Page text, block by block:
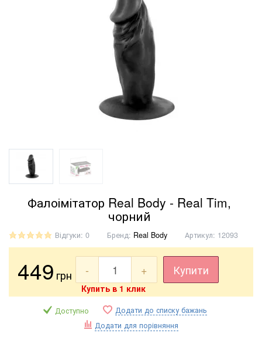
Фалоімітатор Real Body - Real Tim,
чорний
Відгуки: 0 Бренд: Real Body Артикул: 12093
449 грн - + Купити
Купить в 1 клик
Доступно
Додати до списку бажань
Додати для порівняння